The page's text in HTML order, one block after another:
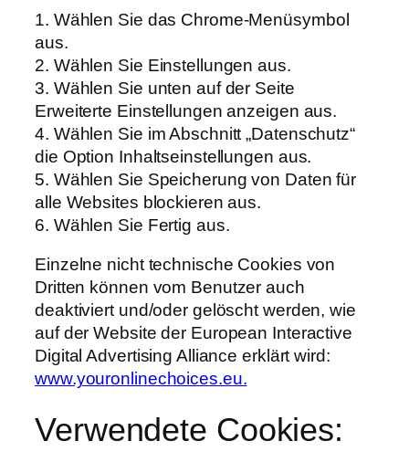
1. Wählen Sie das Chrome-Menüsymbol
aus.
2. Wählen Sie Einstellungen aus.
3. Wählen Sie unten auf der Seite
Erweiterte Einstellungen anzeigen aus.
4. Wählen Sie im Abschnitt „Datenschutz“
die Option Inhaltseinstellungen aus.
5. Wählen Sie Speicherung von Daten für
alle Websites blockieren aus.
6. Wählen Sie Fertig aus.
Einzelne nicht technische Cookies von
Dritten können vom Benutzer auch
deaktiviert und/oder gelöscht werden, wie
auf der Website der European Interactive
Digital Advertising Alliance erklärt wird:
www.youronlinechoices.eu.
Verwendete Cookies: